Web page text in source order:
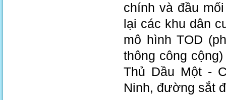
chính và đầu
lại các khu dân
mô hình TOD
thông công
Thủ Dầu Một -
Ninh, đường sắt